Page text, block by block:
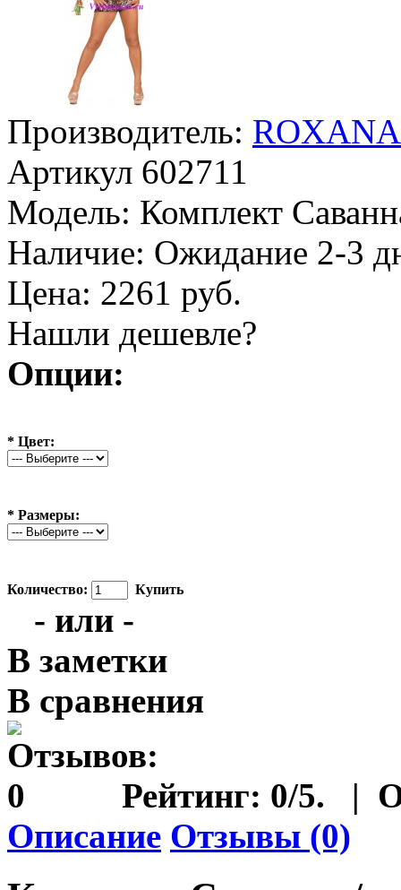
Производитель: ROXANA
Артикул 602711
Модель: Комплект
Наличие: Ожидание 2-3
Цена: 2261 руб.
Нашли дешевле?
Опции:
* Цвет:
* Размеры:
Количество: Купить
- или -
В заметки
В сравнения
Рейтинг: 0/5. |
Описание Отзывы (0)